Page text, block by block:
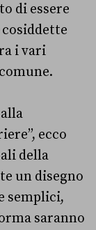
di essere
i vari
ecco
della
un disegno
semplici,
saranno